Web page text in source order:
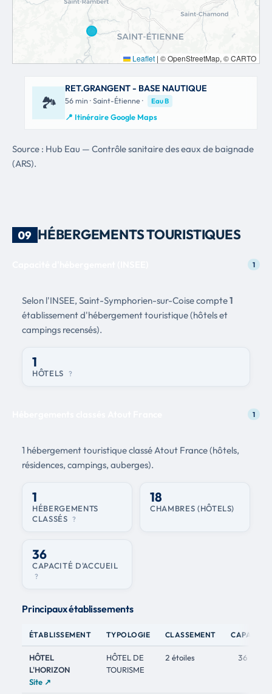
Leaflet | © OpenStreetMap, © CARTO
🏞
RET.GRANGENT - BASE NAUTIQUE
56 min · Saint-Étienne · Eau B
📍 Itinéraire Google Maps
Source : Hub Eau — Contrôle sanitaire des eaux de baignade
(ARS).
09 HÉBERGEMENTS TOURISTIQUES
1
Selon l'INSEE, Saint-Symphorien-sur-Coise compte1
établissement d'hébergement touristique (hôtels et
campings recensés).
1
HÔTELS ?
1
1 hébergement touristique classé Atout France (hôtels,
résidences, campings, auberges).
1
HÉBERGEMENTS
CLASSÉS ?
18
CHAMBRES (HÔTELS)
36
CAPACITÉ D'ACCUEIL
?
Principaux établissements
ÉTABLISSEMENT TYPOLOGIE CLASSEMENT CAPACITÉ
HÔTEL
L'HORIZON
Site ↗
HÔTEL DE
TOURISME
2 étoiles 36 pers.